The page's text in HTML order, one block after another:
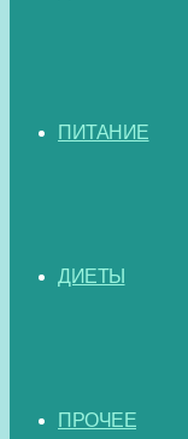
ПИТАНИЕ
ДИЕТЫ
ПРОЧЕЕ